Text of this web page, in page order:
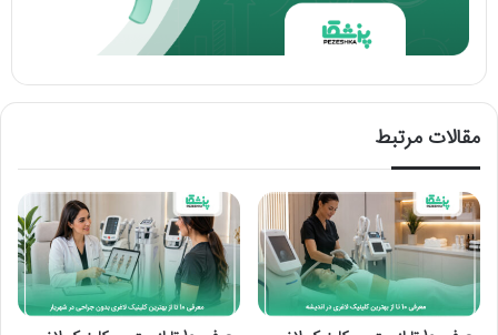
مقالات مرتبط